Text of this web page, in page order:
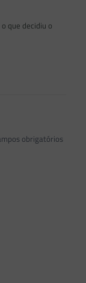
que decidiu o
obrigatórios